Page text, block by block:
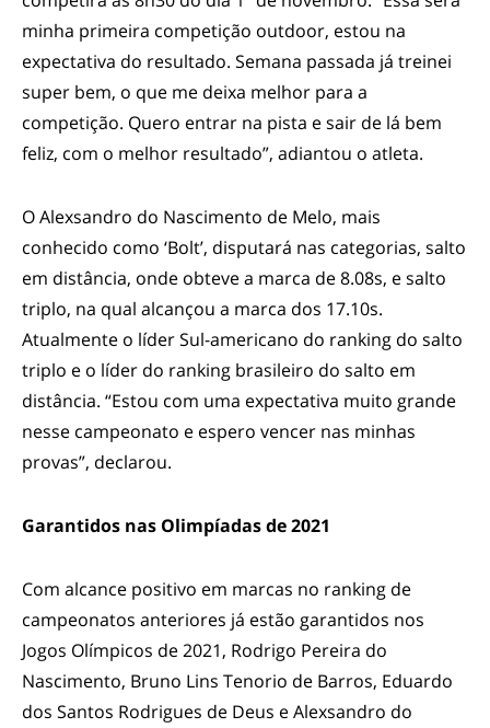
minha primeira competição outdoor, estou na
expectativa do resultado. Semana passada já treinei
super bem, o que me deixa melhor para a
competição. Quero entrar na pista e sair de lá bem
feliz, com o melhor resultado”, adiantou o atleta.
O Alexsandro do Nascimento de Melo, mais
conhecido como ‘Bolt’, disputará nas categorias, salto
em distância, onde obteve a marca de 8.08s, e salto
triplo, na qual alcançou a marca dos 17.10s.
Atualmente o líder Sul-americano do ranking do salto
triplo e o líder do ranking brasileiro do salto em
distância. “Estou com uma expectativa muito grande
nesse campeonato e espero vencer nas minhas
provas”, declarou.
Garantidos nas Olimpíadas de 2021
Com alcance positivo em marcas no ranking de
campeonatos anteriores já estão garantidos nos
Jogos Olímpicos de 2021, Rodrigo Pereira do
Nascimento, Bruno Lins Tenorio de Barros, Eduardo
dos Santos Rodrigues de Deus e Alexsandro do